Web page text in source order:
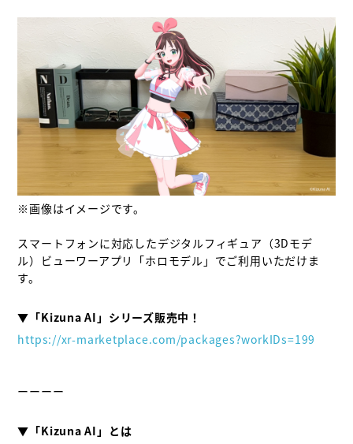
※画像はイメージです。
スマートフォンに対応したデジタルフィギュア（3Dモデ
ル）ビューワーアプリ「ホロモデル」でご利用いただけま
す。
https://xr-marketplace.com/packages?workIDs=199
ーーーー
▼「Kizuna AI」とは